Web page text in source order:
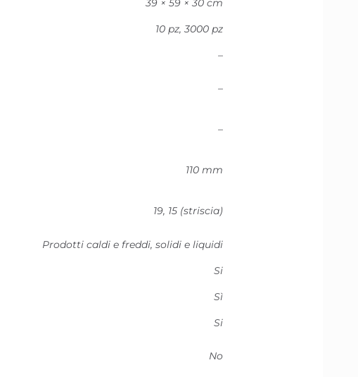
39 × 59 × 30 cm
10 pz, 3000 pz
–
–
–
110 mm
19, 15 (striscia)
Prodotti caldi e freddi, solidi e liquidi
Si
Sì
Si
No